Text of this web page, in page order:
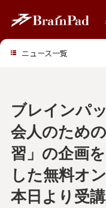
ブレインパ
会人のため
習」の企画
した無料オ
本日より受
ニュース一覧